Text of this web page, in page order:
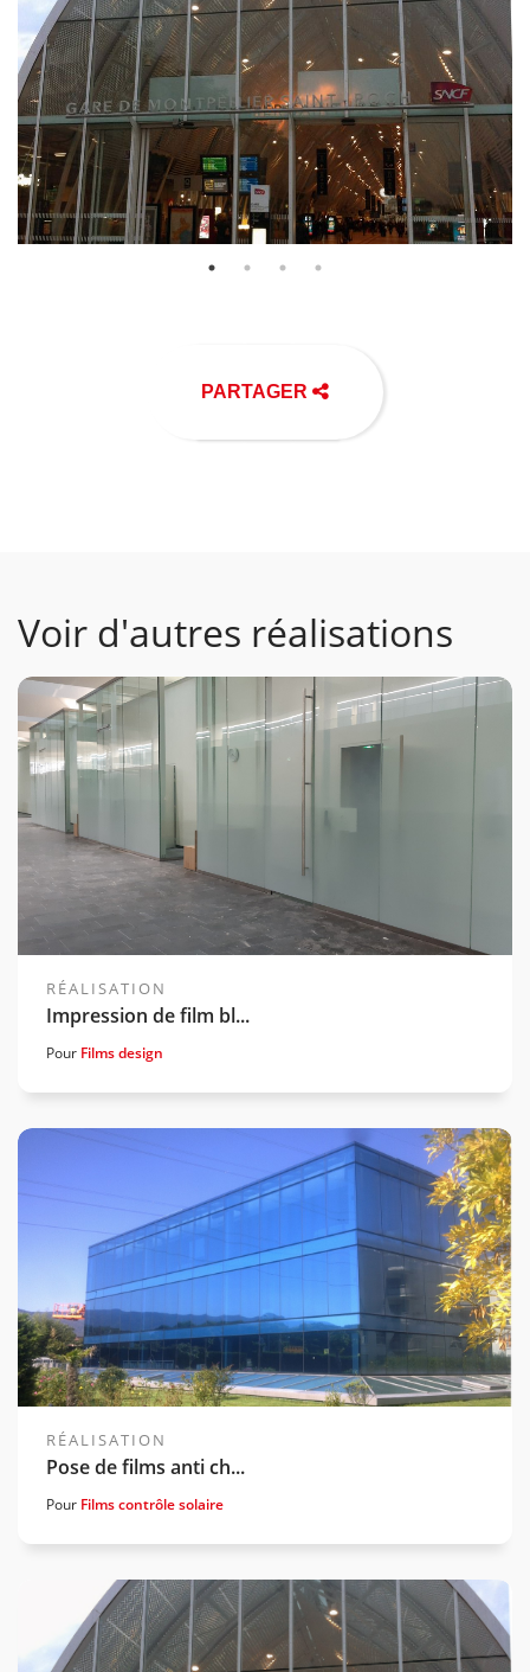
PARTAGER
Voir d'autres réalisations
Voir la gamme associée
RÉALISATION
Impression de film bl...
Pour Films design
Voir la gamme associée
RÉALISATION
Pose de films anti ch...
Pour Films contrôle solaire
Voir la gamme associée